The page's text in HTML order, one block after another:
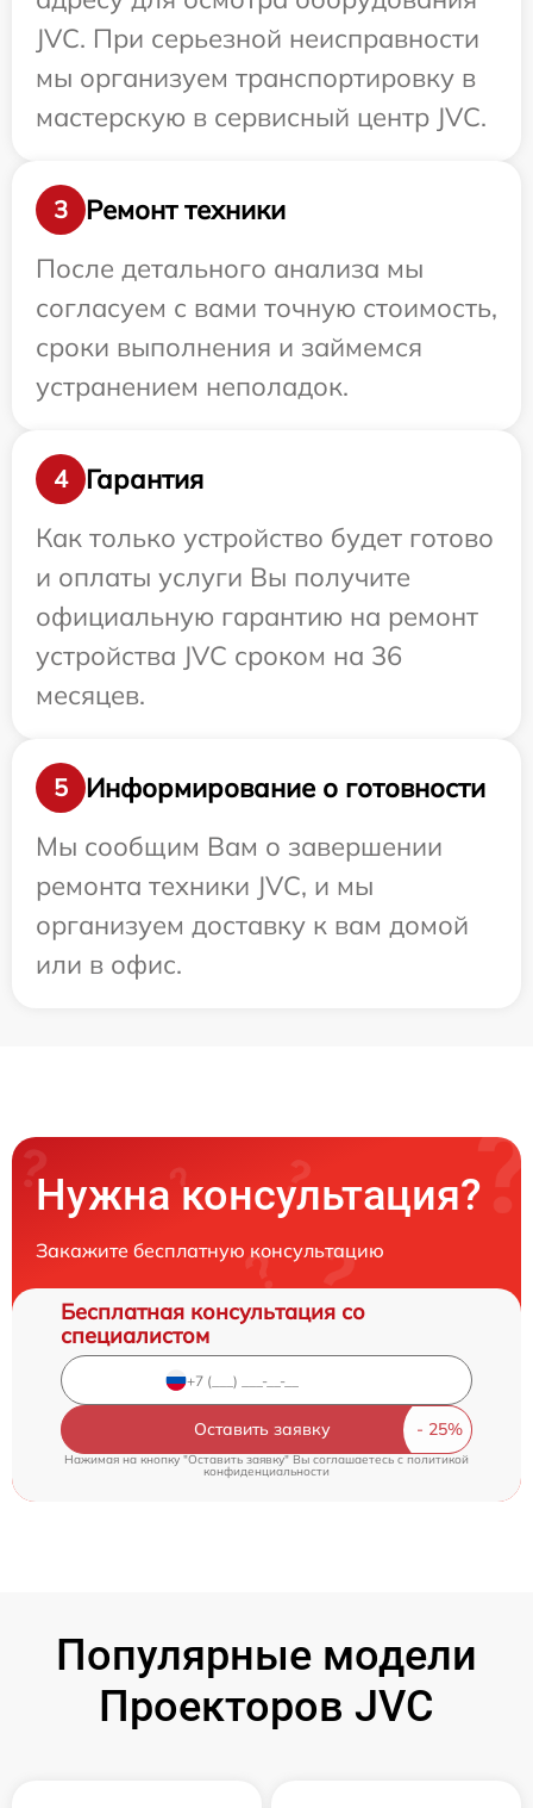
JVC. При серьезной неисправности
мы организуем транспортировку в
мастерскую в сервисный центр JVC.
3
Ремонт техники
После детального анализа мы
согласуем с вами точную стоимость,
сроки выполнения и займемся
устранением неполадок.
4
Гарантия
Как только устройство будет готово
и оплаты услуги Вы получите
официальную гарантию на ремонт
устройства JVC сроком на 36
месяцев.
5
Информирование о готовности
Мы сообщим Вам о завершении
ремонта техники JVC, и мы
организуем доставку к вам домой
или в офис.
Нужна консультация?
Закажите бесплатную консультацию
Бесплатная консультация со
специалистом
Оставить заявку
Нажимая на кнопку "Оставить заявку" Вы соглашаетесь cполитикой
конфиденциальности
Популярные модели
Проекторов JVC